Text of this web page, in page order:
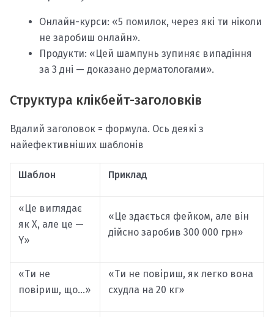
Онлайн-курси: «5 помилок, через які ти ніколи
не заробиш онлайн».
Продукти: «Цей шампунь зупиняє випадіння
за 3 дні — доказано дерматологами».
Структура клікбейт-заголовків
Вдалий заголовок = формула. Ось деякі з
найефективніших шаблонів
Шаблон Приклад
«Це виглядає
як Х, але це —
Y»
«Це здається фейком, але він
дійсно заробив 300 000 грн»
«Ти не
повіриш, що…»
«Ти не повіриш, як легко вона
схудла на 20 кг»